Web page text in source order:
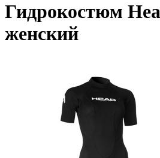
Гидрокостюм
женский